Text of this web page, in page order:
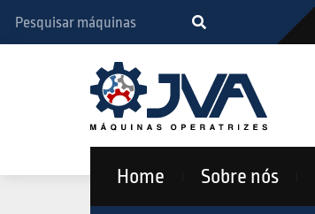
Home Sobre nós